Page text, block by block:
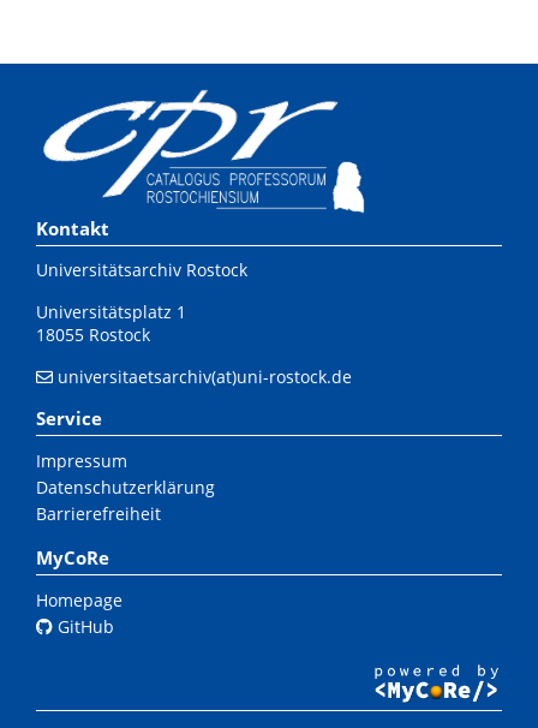
Kontakt
Universitätsarchiv Rostock
Universitätsplatz 1
18055 Rostock
universitaetsarchiv(at)uni-rostock.de
Service
Impressum
Datenschutzerklärung
Barrierefreiheit
MyCoRe
Homepage
GitHub